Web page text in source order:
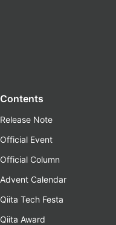
Contents
Release Note
Official Event
Official Column
Advent Calendar
Qiita Tech Festa
Qiita Award